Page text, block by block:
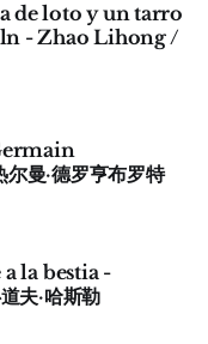
de loto y un tarro
- Zhao Lihong /
曼·德罗亨布罗特
la bestia -
夫·哈斯勒